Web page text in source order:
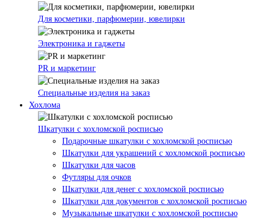
Для косметики, парфюмерии, ювелирки
Электроника и гаджеты
PR и маркетинг
Специальные изделия на заказ
Хохлома
Шкатулки с хохломской росписью
Подарочные шкатулки с хохломской росписью
Шкатулки для украшений с хохломской росписью
Шкатулки для часов
Футляры для очков
Шкатулки для денег с хохломской росписью
Шкатулки для документов с хохломской росписью
Музыкальные шкатулки с хохломской росписью